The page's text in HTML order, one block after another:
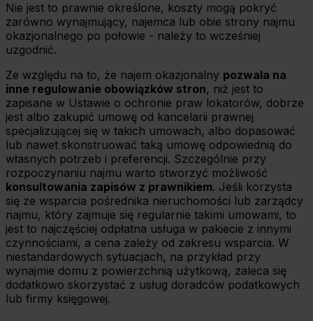
Nie jest to prawnie określone, koszty mogą pokryć
zarówno wynajmujący, najemca lub obie strony najmu
okazjonalnego po połowie - należy to wcześniej
uzgodnić.
Ze względu na to, że najem okazjonalny pozwala na
inne regulowanie obowiązków stron, niż jest to
zapisane w Ustawie o ochronie praw lokatorów, dobrze
jest albo zakupić umowę od kancelarii prawnej
specjalizującej się w takich umowach, albo dopasować
lub nawet skonstruować taką umowę odpowiednią do
własnych potrzeb i preferencji. Szczególnie przy
rozpoczynaniu najmu warto stworzyć możliwość
konsultowania zapisów z prawnikiem. Jeśli korzysta
się ze wsparcia pośrednika nieruchomości lub zarządcy
najmu, który zajmuje się regularnie takimi umowami, to
jest to najczęściej odpłatna usługa w pakiecie z innymi
czynnościami, a cena zależy od zakresu wsparcia. W
niestandardowych sytuacjach, na przykład przy
wynajmie domu z powierzchnią użytkową, zaleca się
dodatkowo skorzystać z usług doradców podatkowych
lub firmy księgowej.